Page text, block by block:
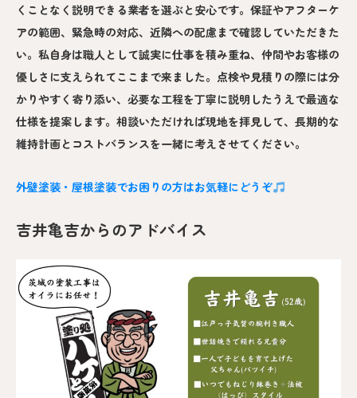
くことなく説明できる業者を選ぶと安心です。保証やアフターケ
アの範囲、緊急時の対応、近隣への配慮まで確認していただきた
い。私自身は職人として誠実に仕事を積み重ね、仲間やお客様の
優しさに支えられてここまで来ました。点検や見積りの際には分
かりやすく寄り添い、必要な工程を丁寧に説明したうえで最適な
仕様を提案します。相談いただければ現地を拝見して、長期的な
維持計画とコストバランスを一緒に考えさせてください。
外壁塗装・屋根塗装でお困りの方はお気軽にどうぞ
吉井亀吉からのアドバイス